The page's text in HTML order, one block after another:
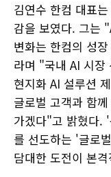
김연수 한컴 대표
감을 보였다. 그는
변화는 한컴의 성
라며 "국내 AI 시장
현지화 AI 설루션
글로벌 고객과 함
가겠다"고 밝혔다.
를 선도하는 '글로
담대한 도전이 본